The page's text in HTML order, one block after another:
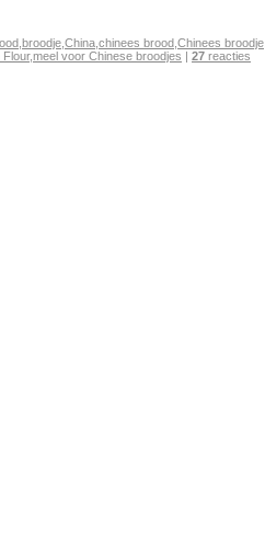
broodje China chinees brood Chinees broodje
Flour,meel voor Chinese broodjes | 27 reacties